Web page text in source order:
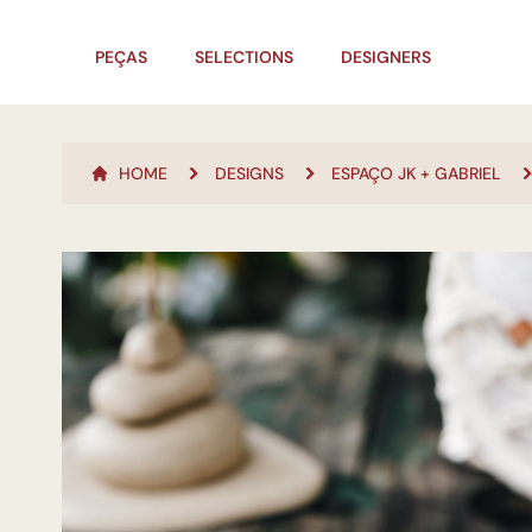
PEÇAS SELECTIONS DESIGNERS
HOME DESIGNS ESPAÇO JK + GABRIEL